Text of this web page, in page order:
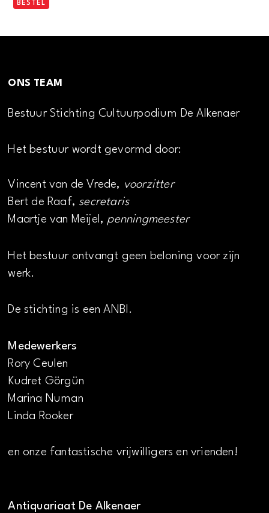
BESTEL
ONS TEAM
Bestuur Stichting Cultuurpodium De Alkenaer
Het bestuur wordt gevormd door:
Vincent van de Vrede, voorzitter
Bert de Raaf, secretaris
Maartje van Meijel, penningmeester
Het bestuur ontvangt geen beloning voor zijn
werk.
De stichting is een ANBI.
Medewerkers
Rory Ceulen
Kudret Görgün
Marina Numan
Linda Rooker
en onze fantastische vrijwilligers en vrienden!
Antiquariaat De Alkenaer